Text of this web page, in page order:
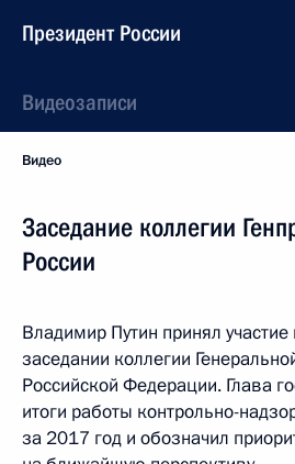
Президент России
Видеозаписи
Видео
Заседание коллегии
России
Владимир Путин принял
заседании коллегии
Российской Федерации. Глава
итоги работы контрольно-
за 2017 год и обозначил